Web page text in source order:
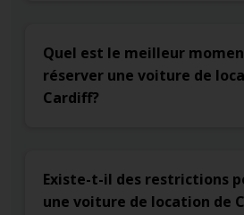
Quel est le meilleur
réserver une voiture de
Cardiff?
Existe-t-il des restrictions
une voiture de location de